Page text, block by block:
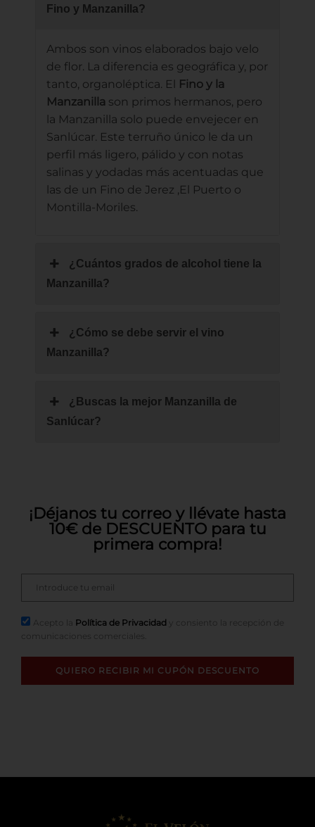
Fino y Manzanilla?
Ambos son vinos elaborados bajo velo
de flor. La diferencia es geográfica y, por
tanto, organoléptica. El
Fino y la
Manzanilla son primos hermanos, pero
la Manzanilla solo puede envejecer en
Sanlúcar. Este terruño único le da un
perfil más ligero, pálido y con notas
salinas y yodadas más acentuadas que
las de un Fino de Jerez ,El Puerto o
Montilla-Moriles.
¿Cuántos grados de alcohol tiene la
Manzanilla?
¿Cómo se debe servir el vino
Manzanilla?
¿Buscas la mejor Manzanilla de
Sanlúcar?
¡Déjanos tu correo y llévate hasta
10€ de DESCUENTO para tu
primera compra!
Acepto la Política de Privacidad y consiento la recepción de
comunicaciones comerciales.
QUIERO RECIBIR MI CUPÓN DESCUENTO